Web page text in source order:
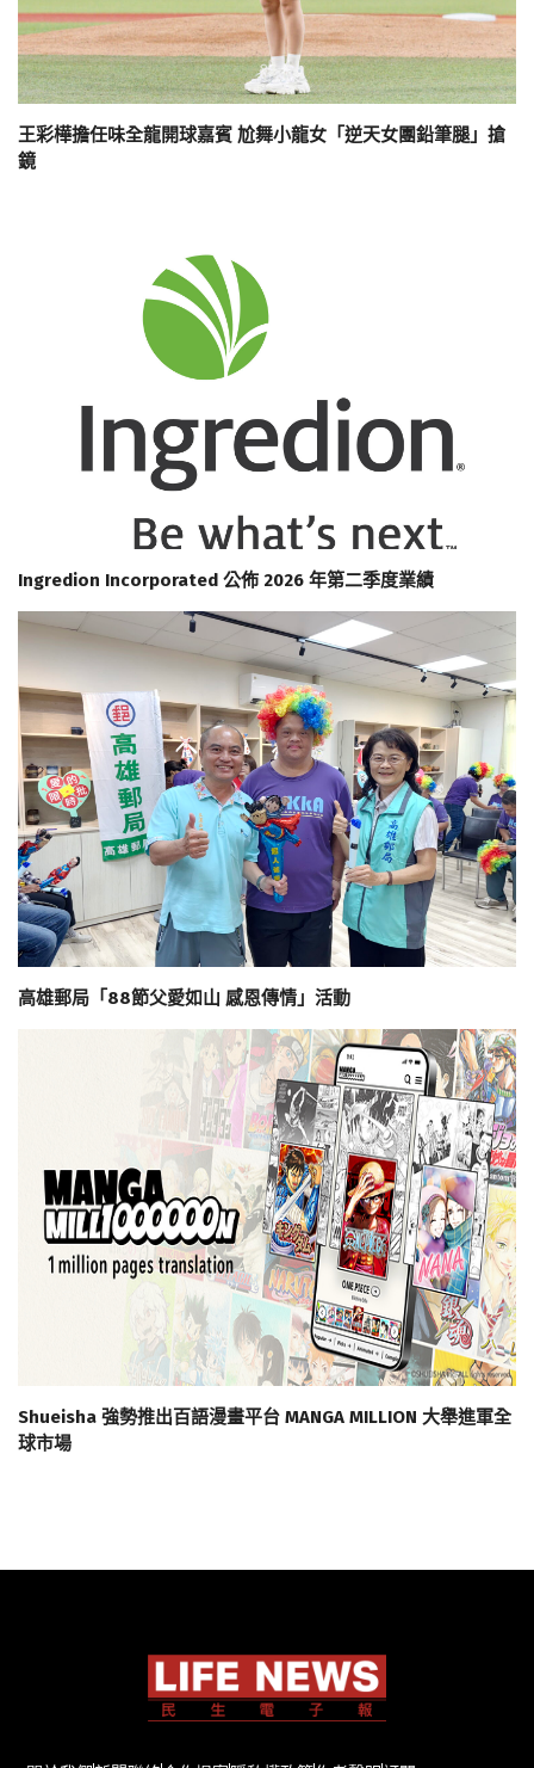
王彩樺擔任味全龍開球嘉賓 尬舞小龍女「逆天女團鉛筆腿」搶
鏡
Ingredion Incorporated 公佈 2026 年第二季度業績
高雄郵局「88節父愛如山 感恩傳情」活動
Shueisha 強勢推出百語漫畫平台 MANGA MILLION 大舉進軍全
球市場